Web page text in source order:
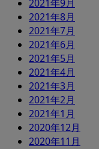
2021年9月
2021年8月
2021年7月
2021年6月
2021年5月
2021年4月
2021年3月
2021年2月
2021年1月
2020年12月
2020年11月